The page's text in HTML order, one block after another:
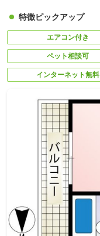
特徴ピックアップ
エアコン付き
ペット相談可
インターネット無料